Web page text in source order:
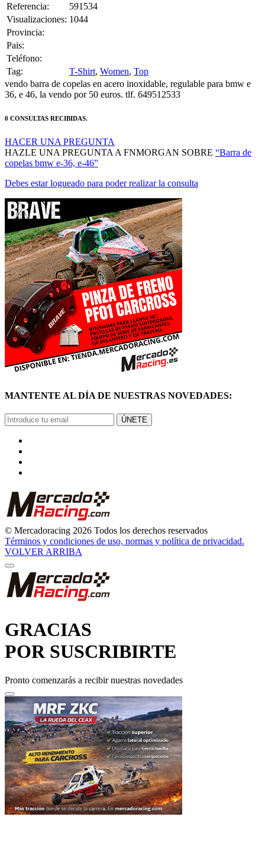
Referencia:
591534
Visualizaciones: 1044
Provincia:
Pais:
Teléfono:
Tag:
T-Shirt, Women, Top
vendo barra de copelas en acero inoxidable, regulable para bmw e
36, e 46, la vendo por 50 euros. tlf. 649512533
0 CONSULTAS RECIBIDAS.
HACER UNA PREGUNTA
HAZLE UNA PREGUNTA A FNMORGAN SOBRE “Barra de
copelas bmw e-36, e-46”
Debes estar logueado para poder realizar la consulta
MANTENTE AL DÍA DE NUESTRAS NOVEDADES:
ÚNETE
© Mercadoracing 2026 Todos los derechos reservados
Términos y condiciones de uso, normas y política de privacidad.
VOLVER ARRIBA
GRACIAS
POR SUSCRIBIRTE
Pronto comenzarás a recibir nuestras novedades